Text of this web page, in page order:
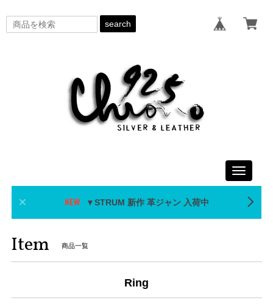
search
Toggle
▼STRUM 新作 革ジャン 入荷中
Item 商品一覧
Ring